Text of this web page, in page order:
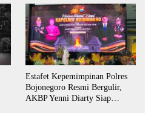
Estafet Kepemimpinan Polres
Bojonegoro Resmi Bergulir,
AKBP Yenni Diarty Siap